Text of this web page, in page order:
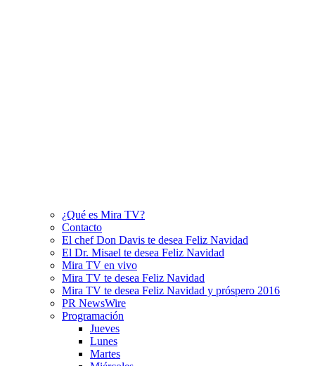
¿Qué es Mira TV?
Contacto
El chef Don Davis te desea Feliz Navidad
El Dr. Misael te desea Feliz Navidad
Mira TV en vivo
Mira TV te desea Feliz Navidad
Mira TV te desea Feliz Navidad y próspero 2016
PR NewsWire
Programación
Jueves
Lunes
Martes